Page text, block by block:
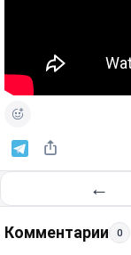
←
Комментарии 0